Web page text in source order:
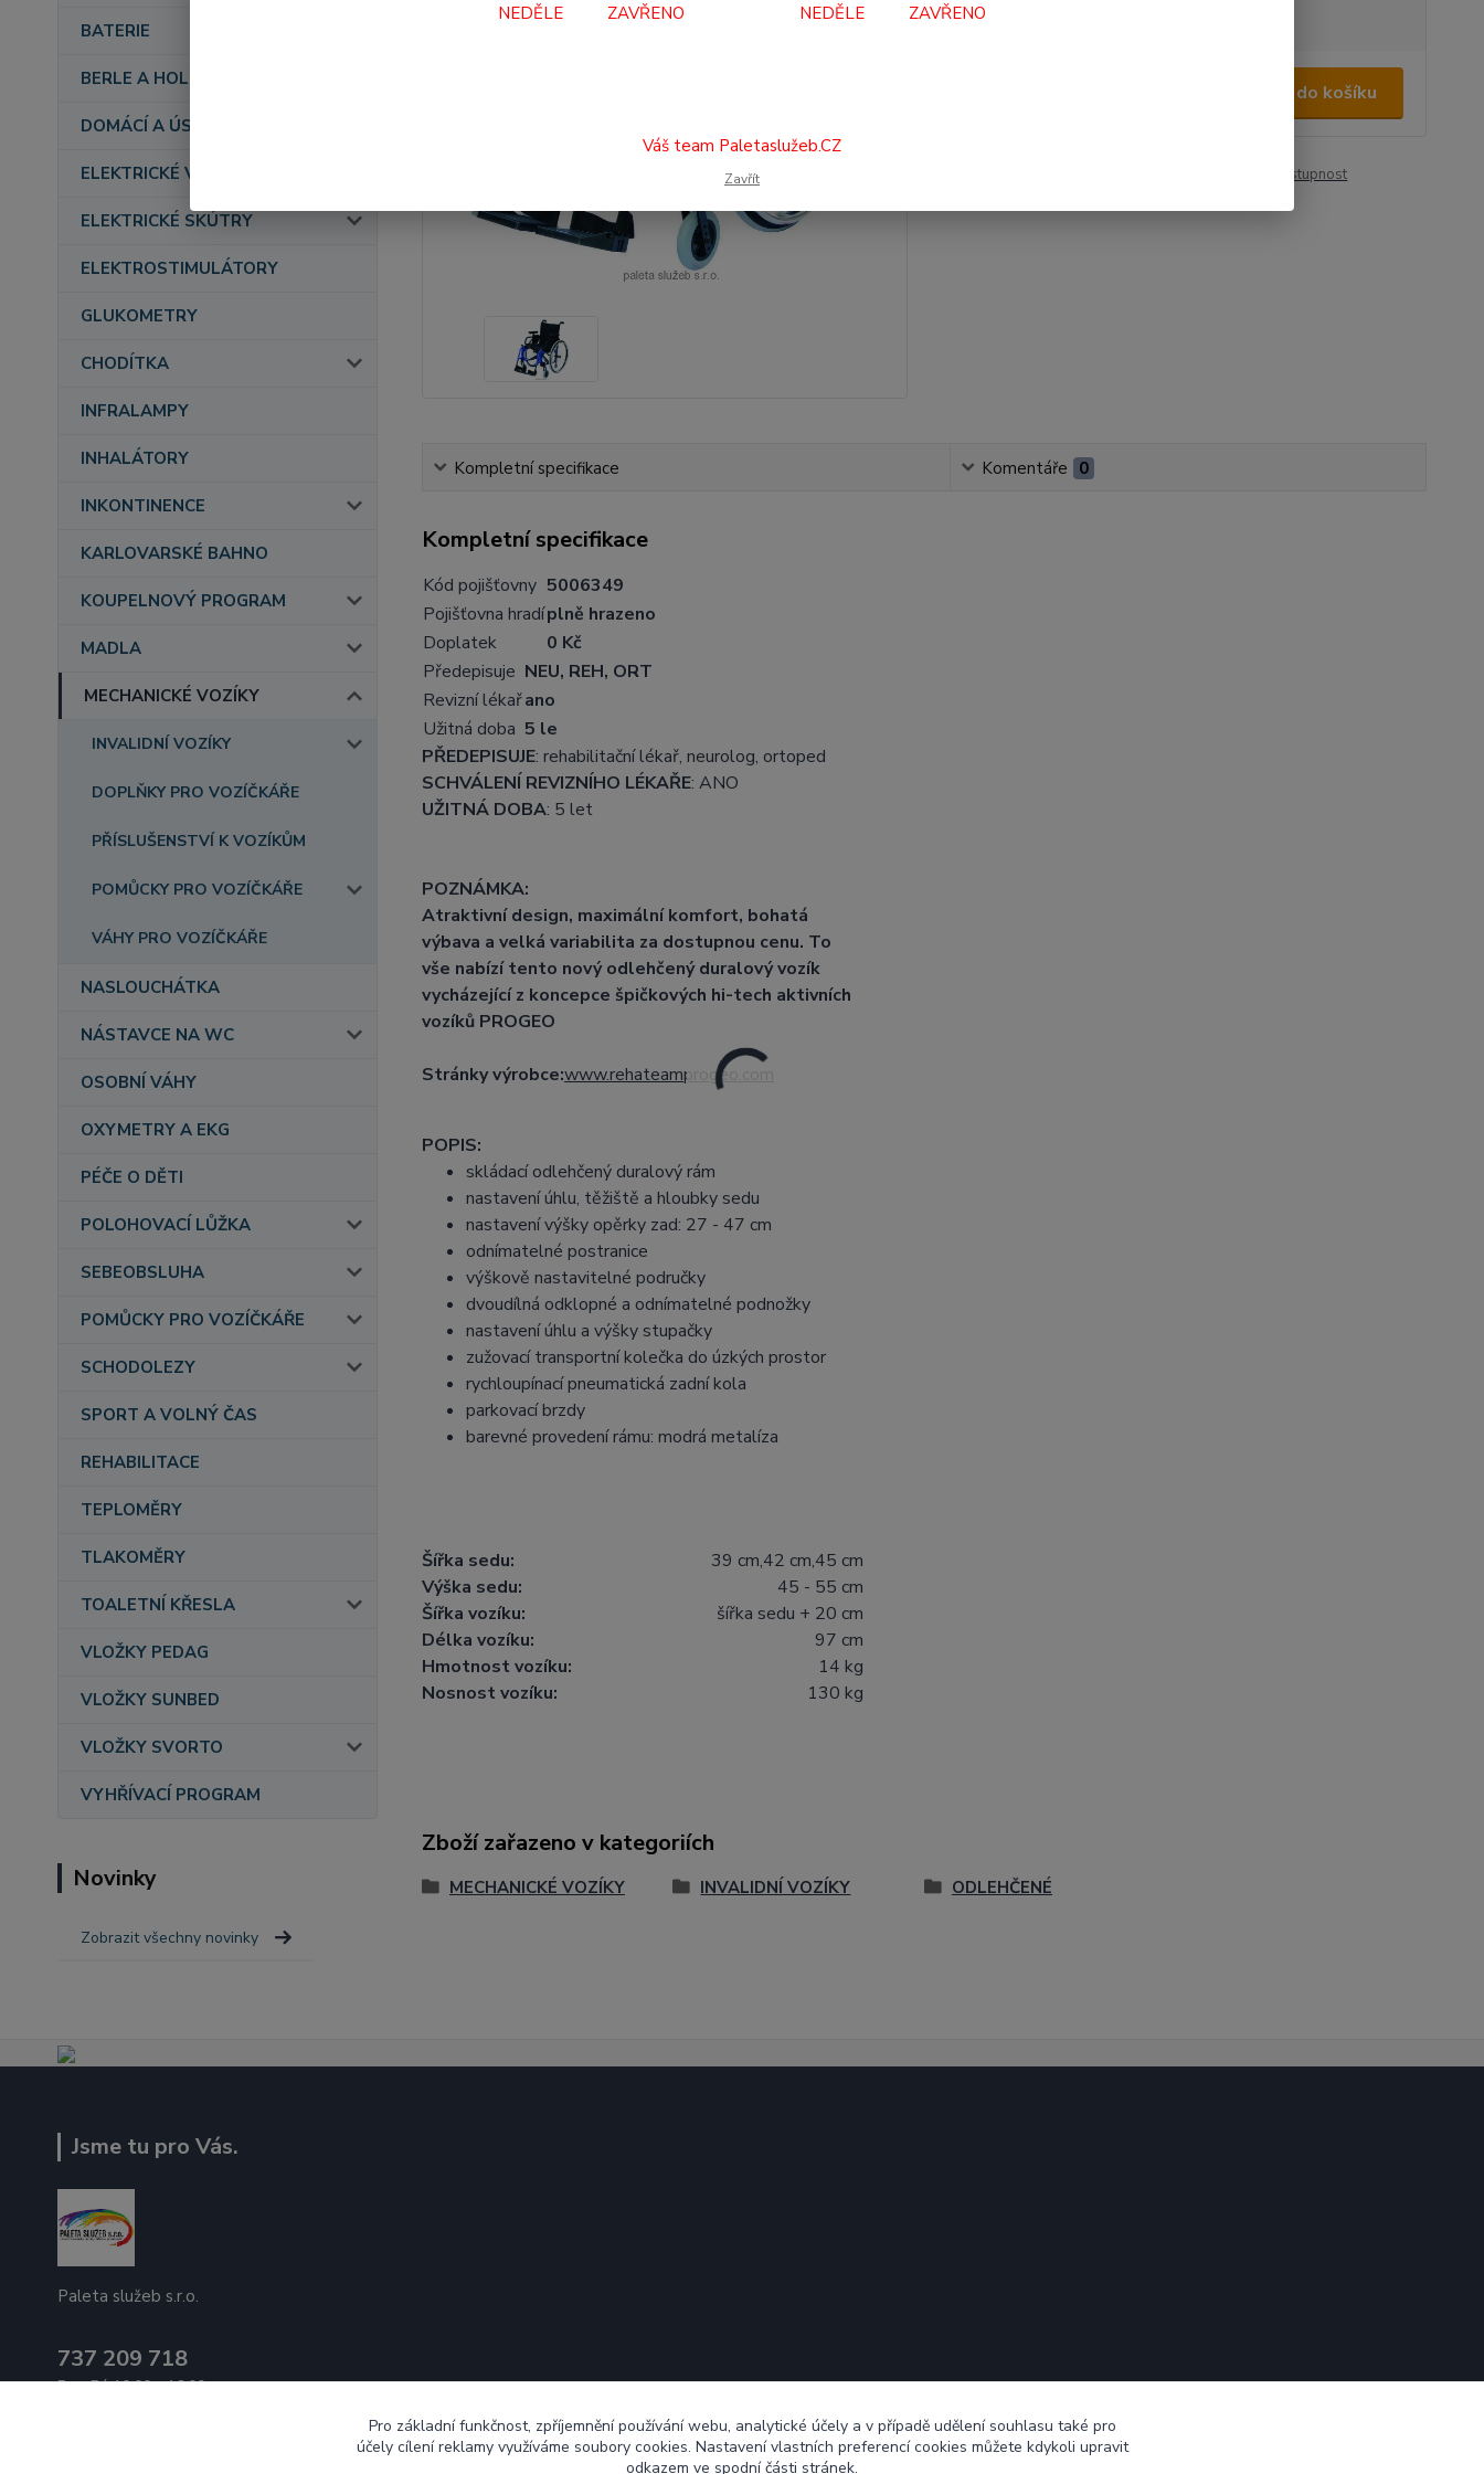
BATERIE
BERLE A HOLE
DOMÁCÍ A ÚSTAVNÍ PÉČE
ELEKTRICKÉ VOZÍKY
ELEKTRICKÉ SKÚTRY
ELEKTROSTIMULÁTORY
GLUKOMETRY
CHODÍTKA
INFRALAMPY
INHALÁTORY
INKONTINENCE
KARLOVARSKÉ BAHNO
KOUPELNOVÝ PROGRAM
MADLA
MECHANICKÉ VOZÍKY
INVALIDNÍ VOZÍKY
DOPLŇKY PRO VOZÍČKÁŘE
PŘÍSLUŠENSTVÍ K VOZÍKŮM
POMŮCKY PRO VOZÍČKÁŘE
VÁHY PRO VOZÍČKÁŘE
NASLOUCHÁTKA
NÁSTAVCE NA WC
OSOBNÍ VÁHY
OXYMETRY A EKG
PÉČE O DĚTI
POLOHOVACÍ LŮŽKA
SEBEOBSLUHA
POMŮCKY PRO VOZÍČKÁŘE
SCHODOLEZY
SPORT A VOLNÝ ČAS
REHABILITACE
TEPLOMĚRY
TLAKOMĚRY
TOALETNÍ KŘESLA
VLOŽKY PEDAG
VLOŽKY SUNBED
VLOŽKY SVORTO
VYHŘÍVACÍ PROGRAM
Novinky
Zobrazit všechny novinky
Dostupnost
Přidat do košíku
Hlídat cenu / dostupnost
Kompletní specifikace Komentáře 0
Kompletní specifikace
Kód pojišťovny 5006349
Pojišťovna hradíplně hrazeno
Doplatek
0 Kč
Předepisuje NEU, REH, ORT
Revizní lékařano
Užitná doba 5 le
PŘEDEPISUJE: rehabilitační lékař, neurolog, ortoped
SCHVÁLENÍ REVIZNÍHO LÉKAŘE: ANO
UŽITNÁ DOBA: 5 let
POZNÁMKA:
Atraktivní design, maximální komfort, bohatá
výbava a velká variabilita za dostupnou cenu. To
vše nabízí tento nový odlehčený duralový vozík
vycházející z koncepce špičkových hi-tech aktivních
vozíků PROGEO
Stránky výrobce:www.rehateamprogeo.com
POPIS:
skládací odlehčený duralový rám
nastavení úhlu, těžiště a hloubky sedu
nastavení výšky opěrky zad: 27 - 47 cm
odnímatelné postranice
výškově nastavitelné područky
dvoudílná odklopné a odnímatelné podnožky
nastavení úhlu a výšky stupačky
zužovací transportní kolečka do úzkých prostor
rychloupínací pneumatická zadní kola
parkovací brzdy
barevné provedení rámu: modrá metalíza
Šířka sedu:
39 cm,42 cm,45 cm
Výška sedu:
45 - 55 cm
Šířka vozíku:
šířka sedu + 20 cm
Délka vozíku:
97 cm
Hmotnost vozíku:
14 kg
Nosnost vozíku:
130 kg
Zboží zařazeno v kategoriích
MECHANICKÉ VOZÍKY INVALIDNÍ VOZÍKY ODLEHČENÉ
Jsme tu pro Vás.
Paleta služeb s.r.o.
737 209 718
Po - Pá 10:00 - 16:00
NEDĚLE ZAVŘENO NEDĚLE ZAVŘENO
Váš team Paletaslužeb.CZ
Zavřít
Pro základní funkčnost, zpříjemnění používání webu, analytické účely a v případě udělení souhlasu také pro
účely cílení reklamy využíváme soubory cookies. Nastavení vlastních preferencí cookies můžete kdykoli upravit
odkazem ve spodní části stránek.